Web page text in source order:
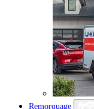
Remorquage